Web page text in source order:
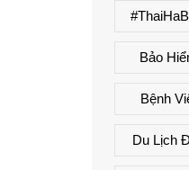
Bảo
Bệnh
Du Lịch